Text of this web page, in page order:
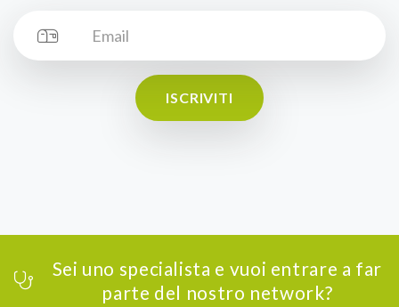
ISCRIVITI
Sei uno specialista e vuoi entrare a far
parte del nostro network?